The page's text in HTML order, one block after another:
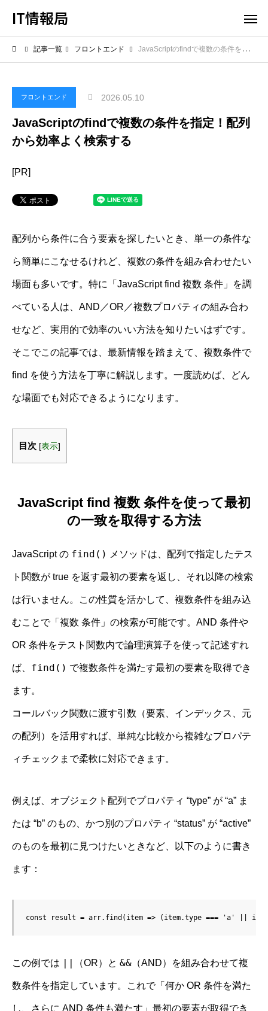
IT情報局
記事一覧 フロントエンド JavaScriptのfindで複数の条件を指定！配列から効率よく検索する
フロントエンド 2026.05.10
JavaScriptのfindで複数の条件を指定！配列
から効率よく検索する
[PR]
配列から条件に合う要素を探したいとき、単一の条件な
ら簡単にこなせるけれど、複数の条件を組み合わせたい
場面も多いです。特に「JavaScript find 複数 条件」を調
べている人は、AND／OR／複数プロパティの組み合わ
せなど、実用的で効率のいい方法を知りたいはずです。
そこでこの記事では、最新情報を踏まえて、複数条件で
find を使う方法を丁寧に解説します。一度読めば、どん
な場面でも対応できるようになります。
目次 [表示]
JavaScript find 複数 条件を使って最初
の一致を取得する方法
JavaScript の find() メソッドは、配列で指定したテス
ト関数が true を返す最初の要素を返し、それ以降の検索
は行いません。この性質を活かして、複数条件を組み込
むことで「複数 条件」の検索が可能です。AND 条件や
OR 条件をテスト関数内で論理演算子を使って記述すれ
ば、 find() で複数条件を満たす最初の要素を取得でき
ます。
コールバック関数に渡す引数（要素、インデックス、元
の配列）を活用すれば、単純な比較から複雑なプロパテ
ィチェックまで柔軟に対応できます。
例えば、オブジェクト配列でプロパティ “type” が “a” ま
たは “b” のもの、かつ別のプロパティ “status” が “active”
のものを最初に見つけたいときなど、以下のように書き
ます：
const result = arr.find(item => (item.type === 'a' ||
この例では || （OR）と && （AND）を組み合わせて複
数条件を指定しています。これで「何か OR 条件を満た
し、さらに AND 条件も満たす」最初の要素が取得でき